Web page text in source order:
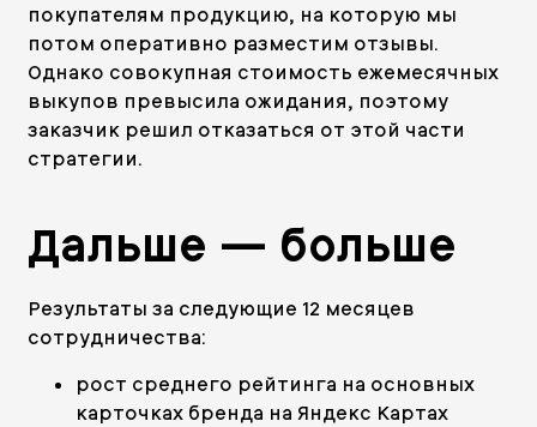
покупателям продукцию, на которую мы
потом оперативно разместим отзывы.
Однако совокупная стоимость ежемесячных
выкупов превысила ожидания, поэтому
заказчик решил отказаться от этой части
стратегии.
Дальше — больше
Результаты за следующие 12 месяцев
сотрудничества:
рост среднего рейтинга на основных
карточках бренда на Яндекс Картах